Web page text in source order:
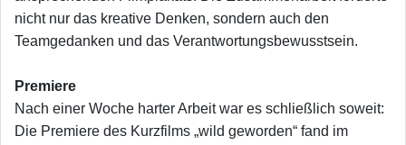
nicht nur das kreative Denken, sondern auch den
Teamgedanken und das Verantwortungsbewusstsein.
Premiere
Nach einer Woche harter Arbeit war es schließlich soweit:
Die Premiere des Kurzfilms „wild geworden“ fand im